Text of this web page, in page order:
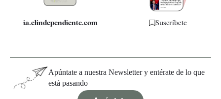
ia.elindependiente.com Suscríbete
Apúntate a nuestra Newsletter y entérate de lo que
está pasando